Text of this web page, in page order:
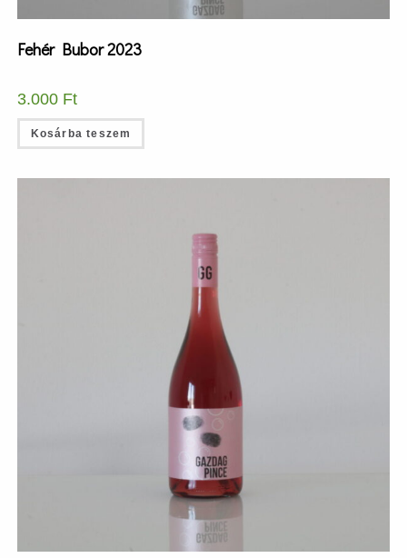
Fehér Bubor 2023
3.000 Ft
Kosárba teszem